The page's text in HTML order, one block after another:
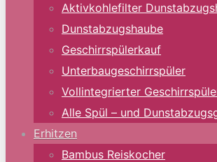
Aktivkohlefilter
Dunstabzugshaube
Geschirrspülerkauf
Unterbaugeschirrspüler
Vollintegrierter
Alle Spül – und
Erhitzen
Bambus Reiskocher